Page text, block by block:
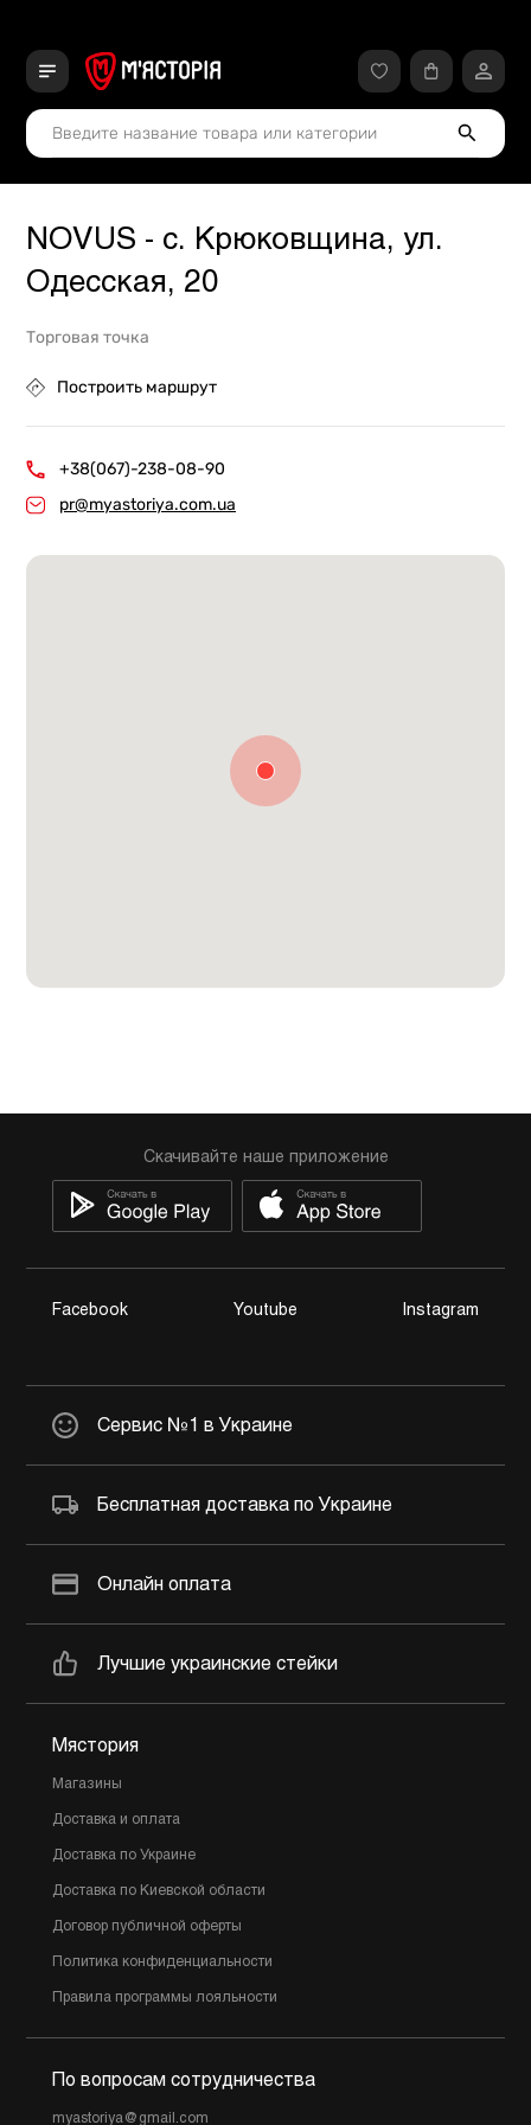
NOVUS - c. Крюковщина, ул.
Одесская, 20
Торговая точка
Построить маршрут
+38(067)-238-08-90
pr@myastoriya.com.ua
Скачивайте наше приложение
Facebook Youtube Instagram
Сервис №1 в Украине
Бесплатная доставка по Украине
Онлайн оплата
Лучшие украинские стейки
Мястория
Магазины
Доставка и оплата
Доставка по Украине
Доставка по Киевской области
Договор публичной оферты
Политика конфиденциальности
Правила программы лояльности
По вопросам сотрудничества
myastoriya@gmail.com